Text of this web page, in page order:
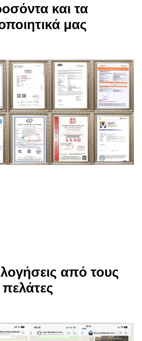
και τα
μας
από τους
πελάτες